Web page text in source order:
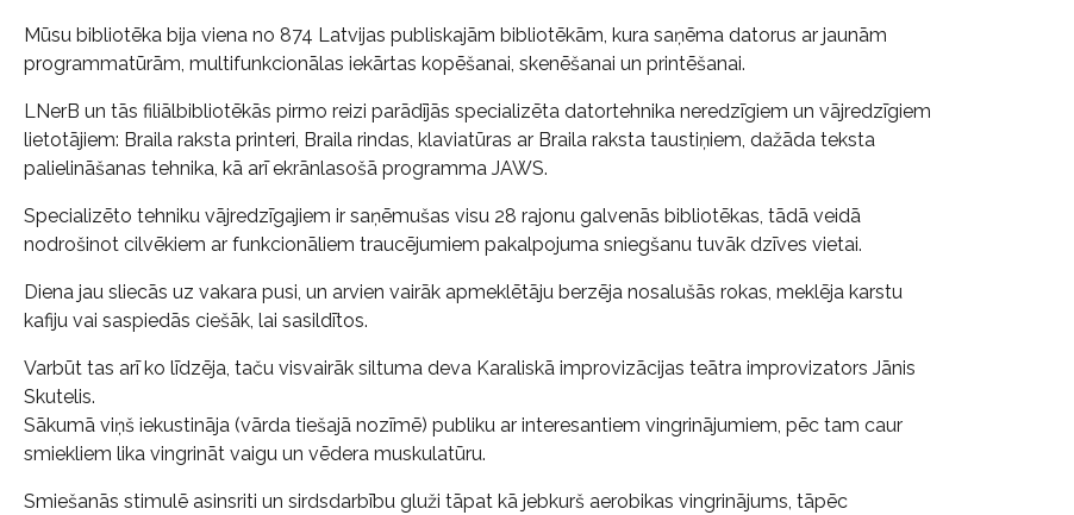
Mūsu bibliotēka bija viena no 874 Latvijas publiskajām bibliotēkām, kura saņēma datorus ar jaunām
programmatūrām, multifunkcionālas iekārtas kopēšanai, skenēšanai un printēšanai.
LNerB un tās filiālbibliotēkās pirmo reizi parādījās specializēta datortehnika neredzīgiem un vājredzīgiem
lietotājiem: Braila raksta printeri, Braila rindas, klaviatūras ar Braila raksta taustiņiem, dažāda teksta
palielināšanas tehnika, kā arī ekrānlasošā programma JAWS.
Specializēto tehniku vājredzīgajiem ir saņēmušas visu 28 rajonu galvenās bibliotēkas, tādā veidā
nodrošinot cilvēkiem ar funkcionāliem traucējumiem pakalpojuma sniegšanu tuvāk dzīves vietai.
Diena jau sliecās uz vakara pusi, un arvien vairāk apmeklētāju berzēja nosalušās rokas, meklēja karstu
kafiju vai saspiedās ciešāk, lai sasildītos.
Varbūt tas arī ko līdzēja, taču visvairāk siltuma deva Karaliskā improvizācijas teātra improvizators Jānis
Skutelis.
Sākumā viņš iekustināja (vārda tiešajā nozīmē) publiku ar interesantiem vingrinājumiem, pēc tam caur
smiekliem lika vingrināt vaigu un vēdera muskulatūru.
Smiešanās stimulē asinsriti un sirdsdarbību gluži tāpat kā jebkurš aerobikas vingrinājums, tāpēc